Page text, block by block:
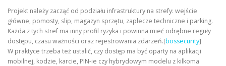
Projekt należy zacząć od podziału infrastruktury na strefy: wejście
główne, pomosty, slip, magazyn sprzętu, zaplecze techniczne i parking.
Każda z tych stref ma inny profil ryzyka i powinna mieć odrębne reguły
dostępu, czasu ważności oraz rejestrowania zdarzeń.[bossecurity]
W praktyce trzeba też ustalić, czy dostęp ma być oparty na aplikacji
mobilnej, kodzie, karcie, PIN-ie czy hybrydowym modelu z kilkoma